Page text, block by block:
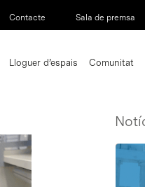
Contacte Sala de premsa
Lloguer d’espais Comunitat